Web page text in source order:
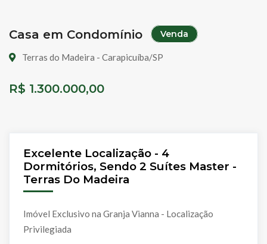
Casa em Condomínio Venda
Terras do Madeira - Carapicuíba/SP
R$ 1.300.000,00
Excelente Localização - 4
Dormitórios, Sendo 2 Suítes Master -
Terras Do Madeira
Imóvel Exclusivo na Granja Vianna - Localização
Privilegiada